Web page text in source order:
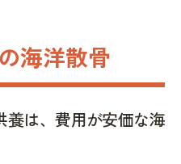
海洋散骨
養は、費用が安価な海